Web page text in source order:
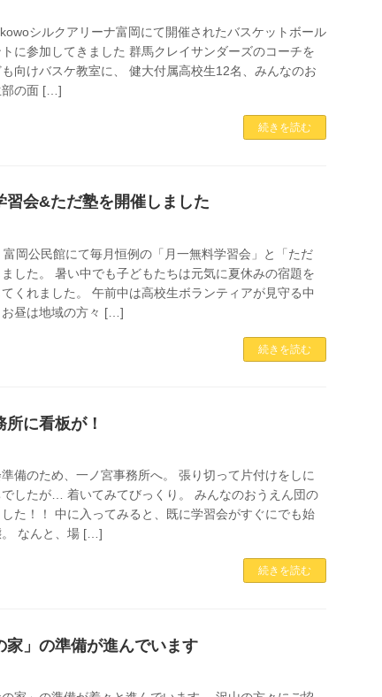
シルクアリーナ富岡にて開催されたバスケットボール
に参加してきました 群馬クレイサンダーズのコーチを
向けバスケ教室に、 健大付属高校生12名、みんなのお
部の面 […]
続きを読む
習会&ただ塾を開催しました
岡公民館にて毎月恒例の「月一無料学習会」と「ただ
した。 暑い中でも子どもたちは元気に夏休みの宿題を
くれました。 午前中は高校生ボランティアが見守る中
お昼は地域の方々 […]
続きを読む
に看板が！
備のため、一ノ宮事務所へ。 張り切って片付けをしに
したが… 着いてみてびっくり。 みんなのおうえん団の
た！！ 中に入ってみると、既に学習会がすぐにでも始
。 なんと、場 […]
続きを読む
家」の準備が進んでいます